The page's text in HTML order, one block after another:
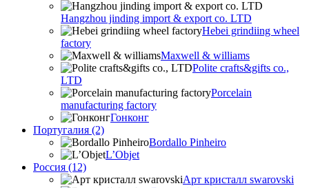
Hangzhou jinding import & export co. LTD
Hebei grindiing wheel
factory
Maxwell & williams
Polite crafts&gifts co.,
LTD
Porcelain
manufacturing factory
Гонконг
Португалия (2)
Bordallo Pinheiro
L’Objet
Россия (12)
Арт кристалл swarovski